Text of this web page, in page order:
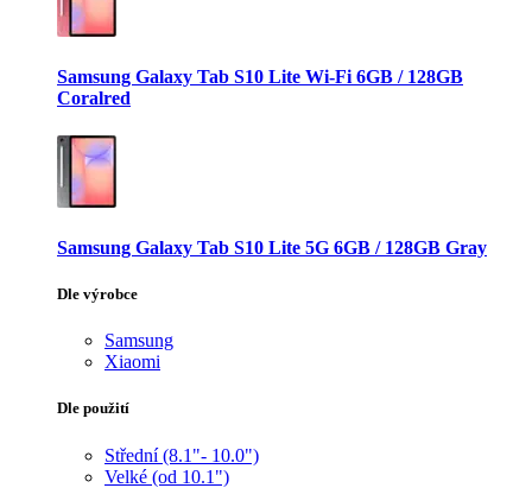
Samsung Galaxy Tab S10 Lite Wi-Fi 6GB / 128GB
Coralred
Samsung Galaxy Tab S10 Lite 5G 6GB / 128GB Gray
Dle výrobce
Samsung
Xiaomi
Dle použití
Střední (8.1"- 10.0")
Velké (od 10.1")